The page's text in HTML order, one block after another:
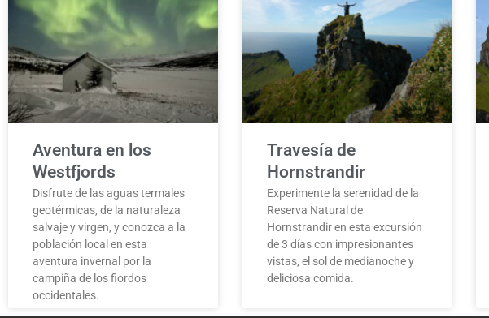
Aventura en los
Westfjords
Disfrute de las aguas termales
geotérmicas, de la naturaleza
salvaje y virgen, y conozca a la
población local en esta
aventura invernal por la
campiña de los fiordos
occidentales.
Travesía de
Hornstrandir
Experimente la serenidad de la
Reserva Natural de
Hornstrandir en esta excursión
de 3 días con impresionantes
vistas, el sol de medianoche y
deliciosa comida.